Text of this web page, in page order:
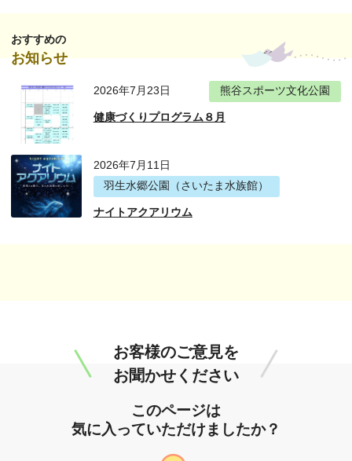
おすすめの
お知らせ
2026年7月23日 熊谷スポーツ文化公園
健康づくりプログラム８月
2026年7月11日
羽生水郷公園（さいたま水族館）
ナイトアクアリウム
お客様のご意見を
お聞かせください
このページは
気に入っていただけましたか？